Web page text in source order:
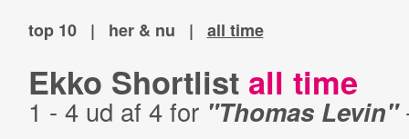
top 10 | her & nu | all time
Ekko Shortlist all time
1 - 4 ud af 4 for "Thomas Levin"